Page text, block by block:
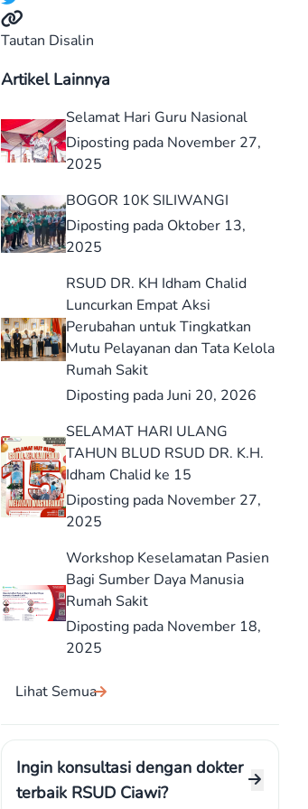
Tautan Disalin
Artikel Lainnya
Selamat Hari Guru Nasional
Diposting pada November 27,
2025
BOGOR 10K SILIWANGI
Diposting pada Oktober 13,
2025
RSUD DR. KH Idham Chalid
Luncurkan Empat Aksi
Perubahan untuk Tingkatkan
Mutu Pelayanan dan Tata Kelola
Rumah Sakit
Diposting pada Juni 20, 2026
SELAMAT HARI ULANG
TAHUN BLUD RSUD DR. K.H.
Idham Chalid ke 15
Diposting pada November 27,
2025
Workshop Keselamatan Pasien
Bagi Sumber Daya Manusia
Rumah Sakit
Diposting pada November 18,
2025
Lihat Semua
Ingin konsultasi dengan dokter
terbaik RSUD Ciawi?